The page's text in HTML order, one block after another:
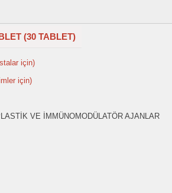
(30 TABLET)
için)
için)
VE İMMÜNOMODÜLATÖR AJANLAR